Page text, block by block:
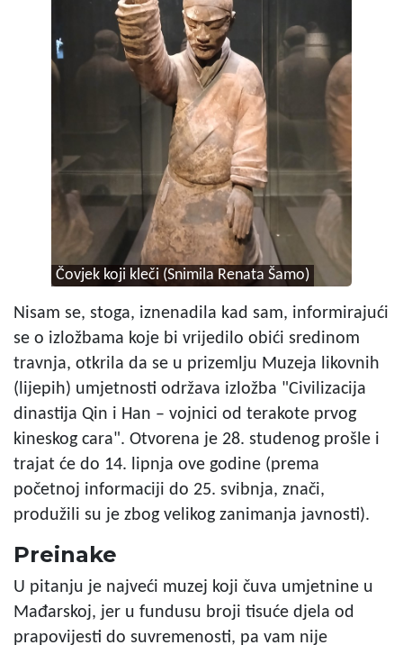
Čovjek koji kleči (Snimila Renata Šamo)
Nisam se, stoga, iznenadila kad sam, informirajući
se o izložbama koje bi vrijedilo obići sredinom
travnja, otkrila da se u prizemlju Muzeja likovnih
(lijepih) umjetnosti održava izložba "Civilizacija
dinastija Qin i Han – vojnici od terakote prvog
kineskog cara". Otvorena je 28. studenog prošle i
trajat će do 14. lipnja ove godine (prema
početnoj informaciji do 25. svibnja, znači,
produžili su je zbog velikog zanimanja javnosti).
Preinake
U pitanju je najveći muzej koji čuva umjetnine u
Mađarskoj, jer u fundusu broji tisuće djela od
prapovijesti do suvremenosti, pa vam nije